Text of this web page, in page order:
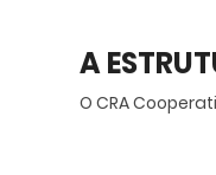
A
O CRA